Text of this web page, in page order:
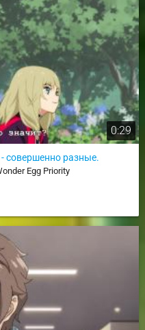
0:29
совершенно разные.
Egg Priority